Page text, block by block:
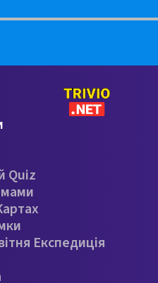
Quiz
Експедиція